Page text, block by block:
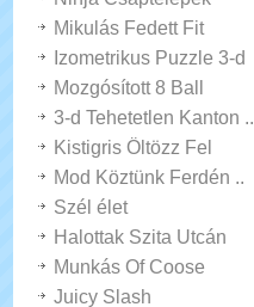
Mikulás Fedett Fit
Izometrikus Puzzle 3-d
Mozgósított 8 Ball
3-d Tehetetlen Kanton ..
Kistigris Öltözz Fel
Mod Köztünk Ferdén ..
Szél élet
Halottak Szita Utcán
Munkás Of Coose
Juicy Slash